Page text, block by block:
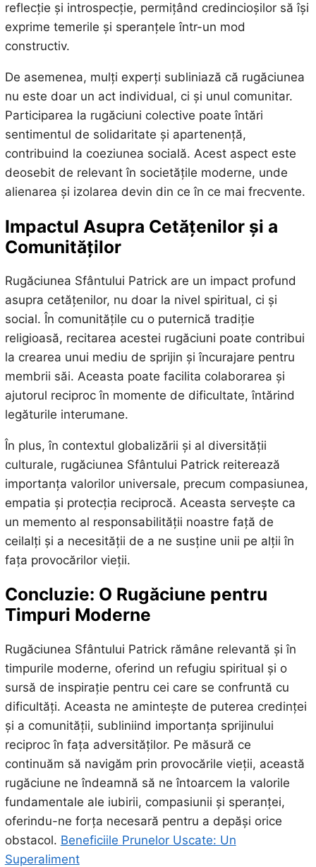
reflecție și introspecție, permițând credincioșilor să își
exprime temerile și speranțele într-un mod
constructiv.
De asemenea, mulți experți subliniază că rugăciunea
nu este doar un act individual, ci și unul comunitar.
Participarea la rugăciuni colective poate întări
sentimentul de solidaritate și apartenență,
contribuind la coeziunea socială. Acest aspect este
deosebit de relevant în societățile moderne, unde
alienarea și izolarea devin din ce în ce mai frecvente.
Impactul Asupra Cetățenilor și a
Comunităților
Rugăciunea Sfântului Patrick are un impact profund
asupra cetățenilor, nu doar la nivel spiritual, ci și
social. În comunitățile cu o puternică tradiție
religioasă, recitarea acestei rugăciuni poate contribui
la crearea unui mediu de sprijin și încurajare pentru
membrii săi. Aceasta poate facilita colaborarea și
ajutorul reciproc în momente de dificultate, întărind
legăturile interumane.
În plus, în contextul globalizării și al diversității
culturale, rugăciunea Sfântului Patrick reiterează
importanța valorilor universale, precum compasiunea,
empatia și protecția reciprocă. Aceasta servește ca
un memento al responsabilității noastre față de
ceilalți și a necesității de a ne susține unii pe alții în
fața provocărilor vieții.
Concluzie: O Rugăciune pentru
Timpuri Moderne
Rugăciunea Sfântului Patrick rămâne relevantă și în
timpurile moderne, oferind un refugiu spiritual și o
sursă de inspirație pentru cei care se confruntă cu
dificultăți. Aceasta ne amintește de puterea credinței
și a comunității, subliniind importanța sprijinului
reciproc în fața adversităților. Pe măsură ce
continuăm să navigăm prin provocările vieții, această
rugăciune ne îndeamnă să ne întoarcem la valorile
fundamentale ale iubirii, compasiunii și speranței,
oferindu-ne forța necesară pentru a depăși orice
obstacol. Beneficiile Prunelor Uscate: Un
Superaliment